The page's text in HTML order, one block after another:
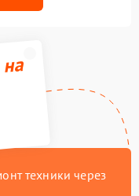
техники через